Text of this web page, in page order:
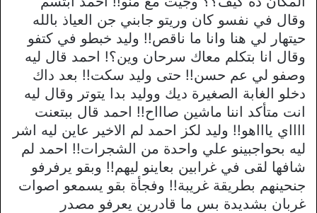
وقال في نفسو كان وريتو جابني جن العياذ بالله
حيتهار لي هنا وانا ما ناقص!! وليد خبطو في كتفو
وقال انا بتكلم معاك سرحان وين؟! احمد قال ليه
وصفو لي عم حسن!! حتى وليد سكت!! بعد داك
دخلو الغابة الصغيرة ديك ووليد بدا يتوتر وقال ليه
انت متأكد اننا ماشين صاااح!! احمد قال ببتعنت
ااااي ياااهو!! وليد لكز احمد لم الاخير عاين ليه اشر
ليه بحواجبينو علي واحدة من الشجرات!! احمد لم
شافها لقى في غرابين بعاينو ليهم!! وبقو يرفرفو
جنحينهم بطريقة غريبة!! وفجأة بقو يسمعو اصوات
غربان بشديدة بس ما قادرين يعرفو مصدر